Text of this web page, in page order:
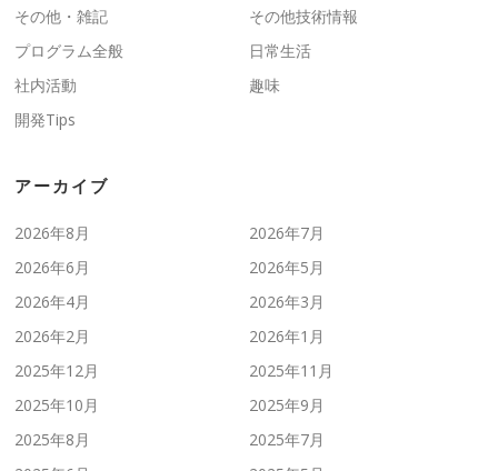
その他・雑記
その他技術情報
プログラム全般
日常生活
社内活動
趣味
開発Tips
アーカイブ
2026年8月
2026年7月
2026年6月
2026年5月
2026年4月
2026年3月
2026年2月
2026年1月
2025年12月
2025年11月
2025年10月
2025年9月
2025年8月
2025年7月